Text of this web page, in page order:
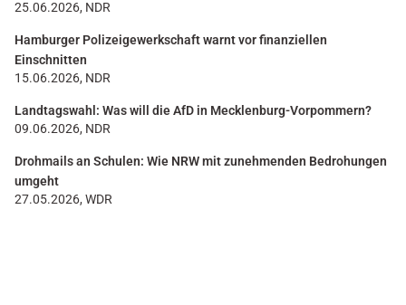
25.06.2026, NDR
Hamburger Polizeigewerkschaft warnt vor finanziellen
Einschnitten
15.06.2026, NDR
Landtagswahl: Was will die AfD in Mecklenburg-Vorpommern?
09.06.2026, NDR
Drohmails an Schulen: Wie NRW mit zunehmenden Bedrohungen
umgeht
27.05.2026, WDR